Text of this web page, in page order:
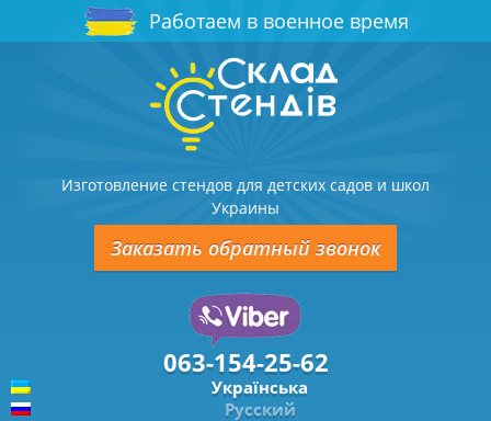
Работаем в военное время
Изготовление стендов для детских садов и школ
Украины
Заказать обратный звонок
063-154-25-62
Українська
Русский